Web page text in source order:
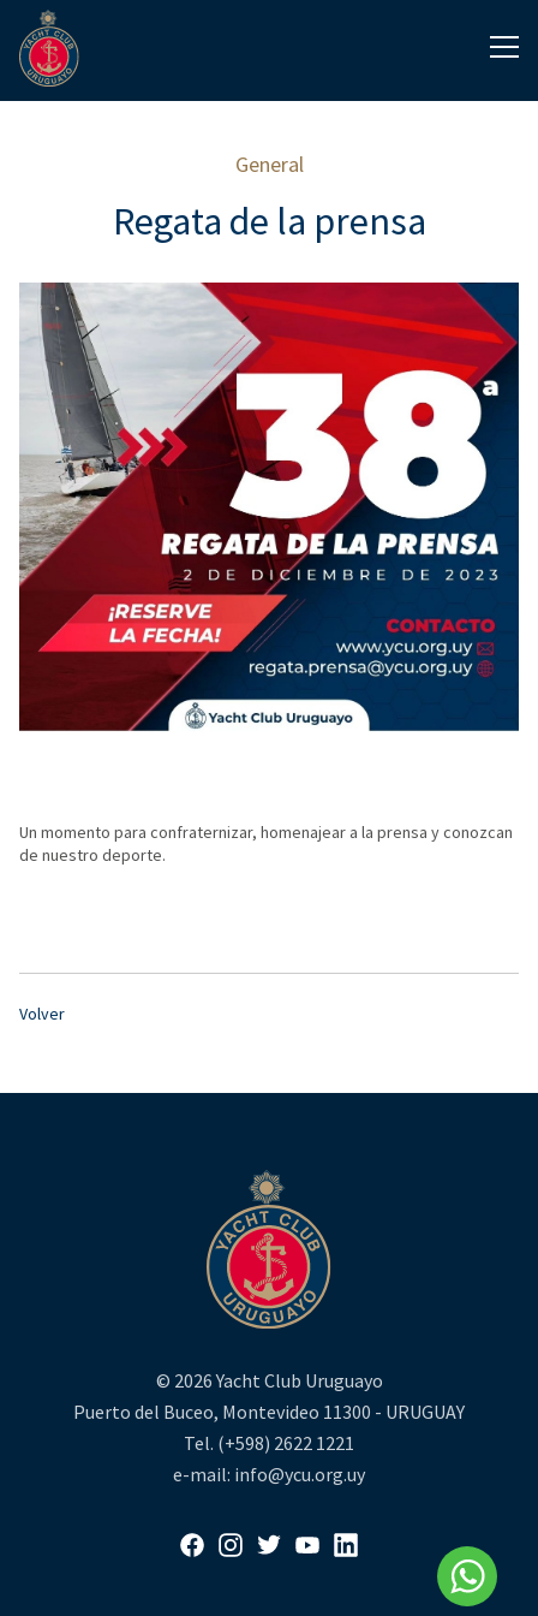
General
Regata de la prensa
Un momento para confraternizar, homenajear a la prensa y conozcan
de nuestro deporte.
Volver
© 2026 Yacht Club Uruguayo
Puerto del Buceo, Montevideo 11300 - URUGUAY
Tel. (+598) 2622 1221
e-mail: info@ycu.org.uy